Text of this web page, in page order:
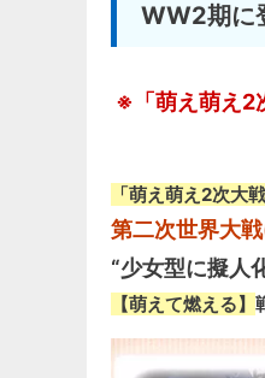
WW2期に
※「萌え萌え2
「萌え萌え2次
第二次世界大
“少女型に擬人
【萌えて燃える】